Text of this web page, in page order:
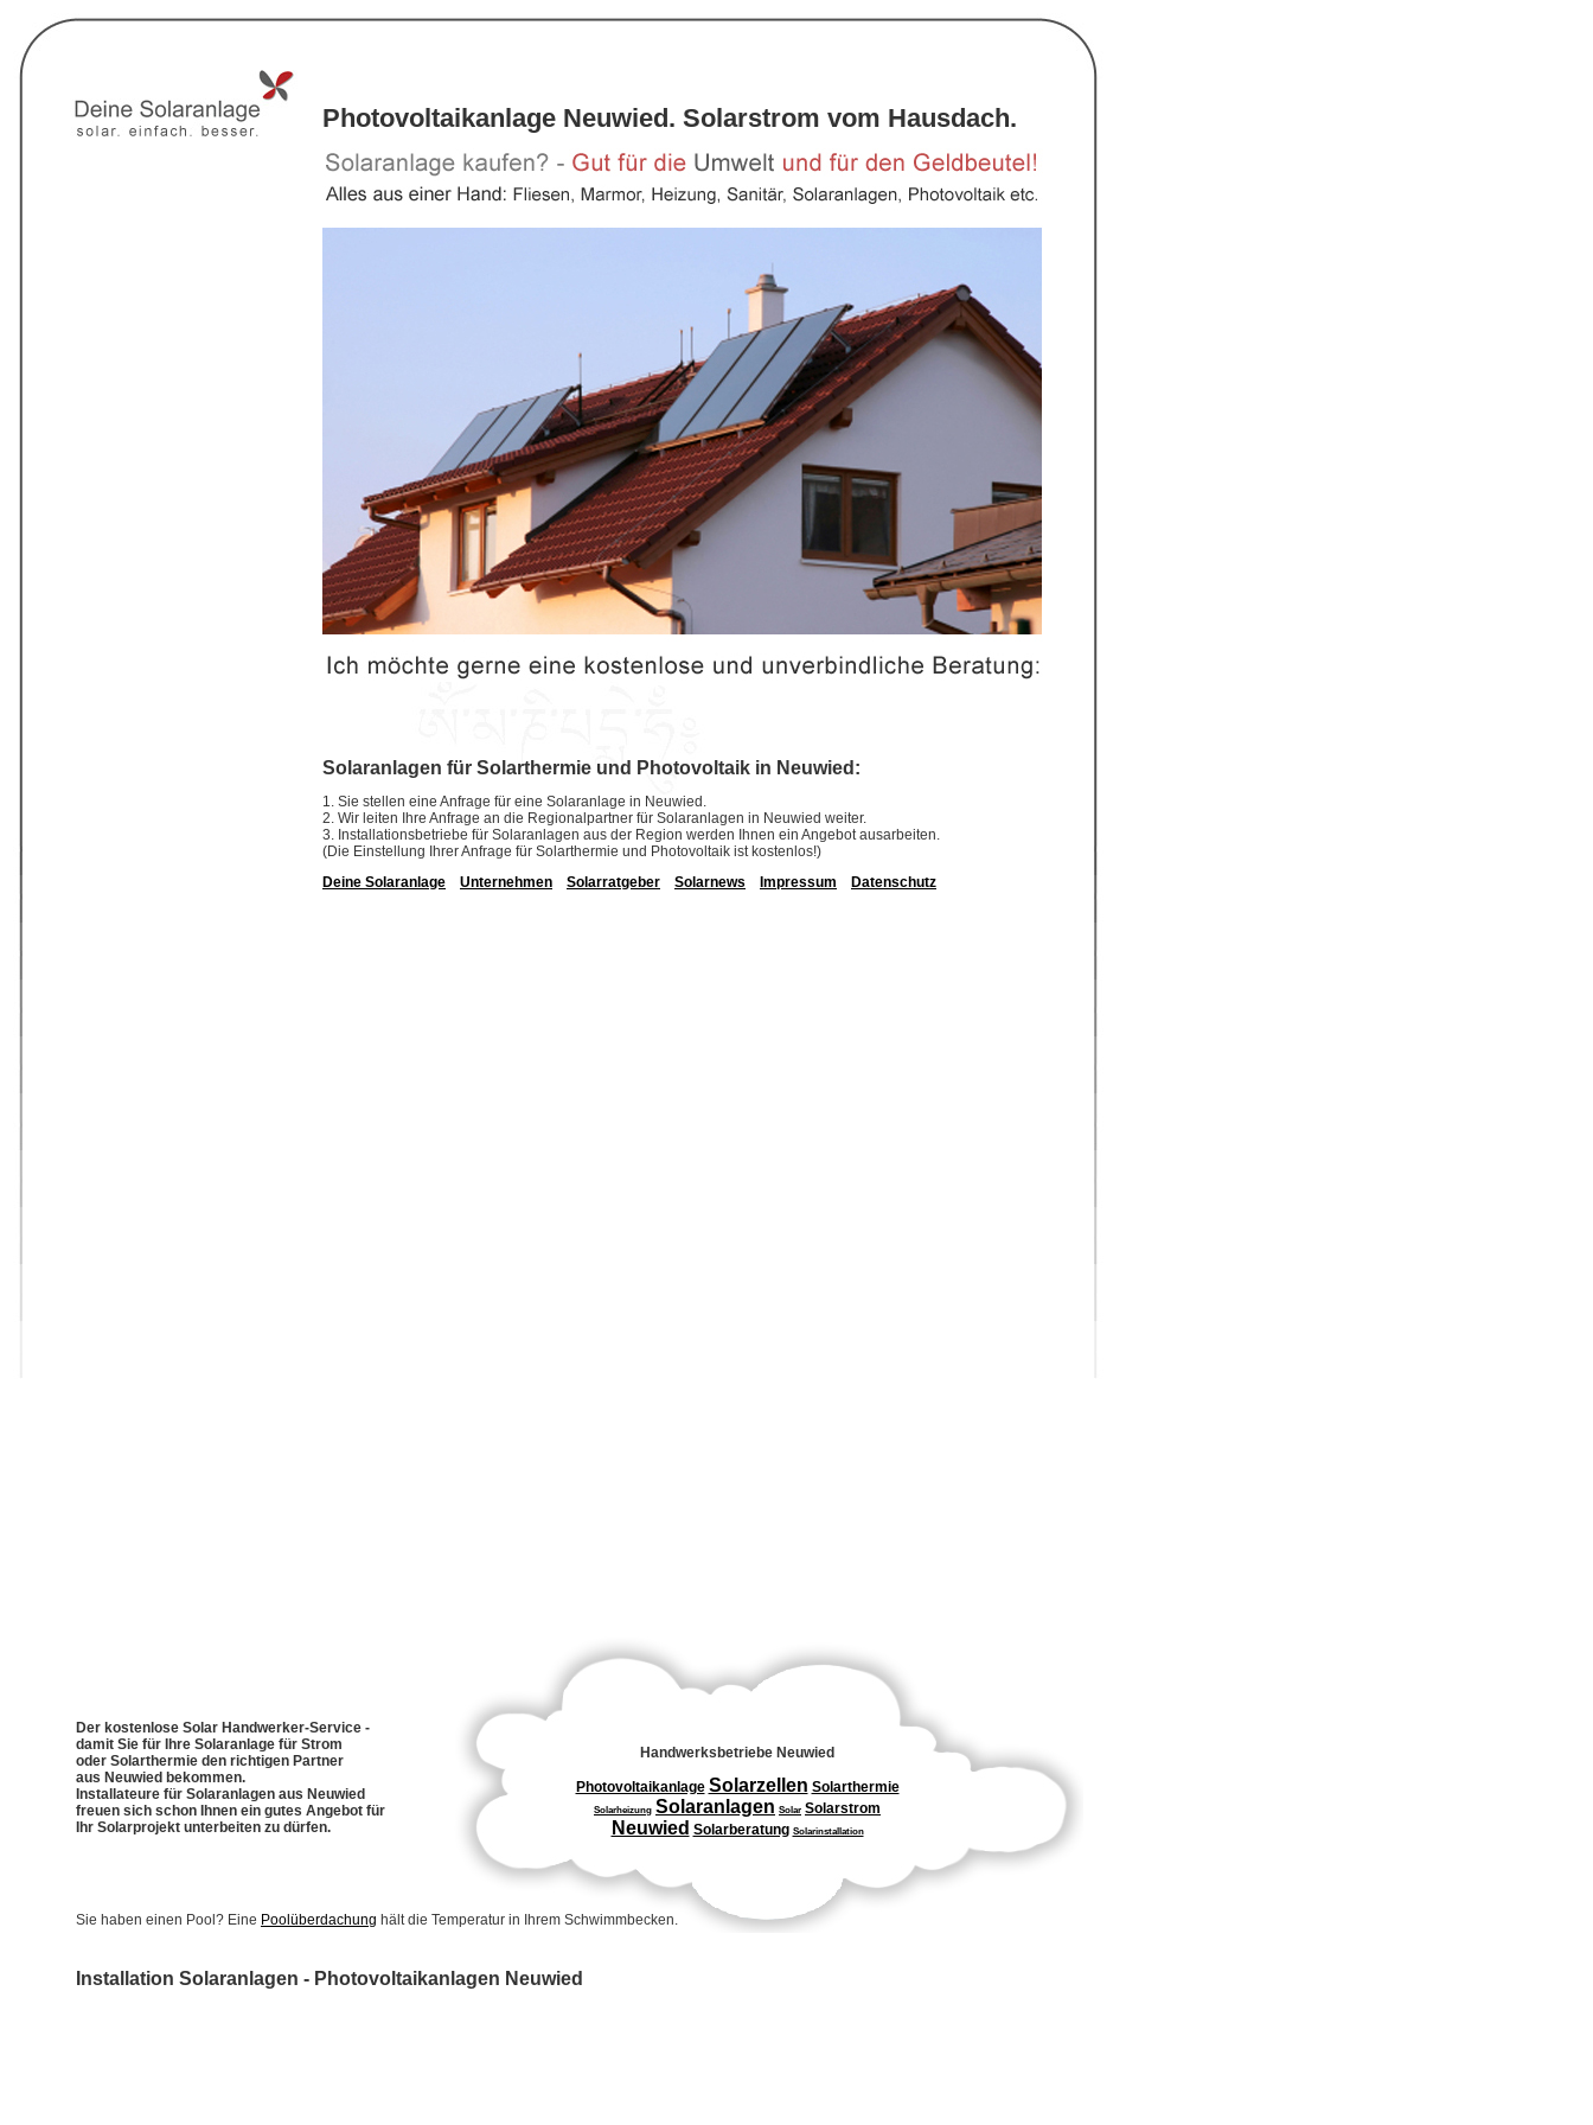
Photovoltaikanlage Neuwied. Solarstrom vom Hausdach.
Solaranlagen für Solarthermie und Photovoltaik in Neuwied:
1. Sie stellen eine Anfrage für eine Solaranlage in Neuwied.
2. Wir leiten Ihre Anfrage an die Regionalpartner für Solaranlagen in Neuwied weiter.
3. Installationsbetriebe für Solaranlagen aus der Region werden Ihnen ein Angebot ausarbeiten.
(Die Einstellung Ihrer Anfrage für Solarthermie und Photovoltaik ist kostenlos!)
Deine Solaranlage
Unternehmen Solarratgeber Solarnews Impressum Datenschutz
Der kostenlose Solar Handwerker-Service -
damit Sie für Ihre Solaranlage für Strom
oder Solarthermie den richtigen Partner
aus Neuwied bekommen.
Installateure für Solaranlagen aus Neuwied
freuen sich schon Ihnen ein gutes Angebot für
Ihr Solarprojekt unterbeiten zu dürfen.
Handwerksbetriebe Neuwied
Photovoltaikanlage Solarzellen Solarthermie
Solarheizung Solaranlagen Solar Solarstrom
Neuwied Solarberatung Solarinstallation
Sie haben einen Pool? Eine Poolüberdachung hält die Temperatur in Ihrem Schwimmbecken.
Installation Solaranlagen - Photovoltaikanlagen Neuwied